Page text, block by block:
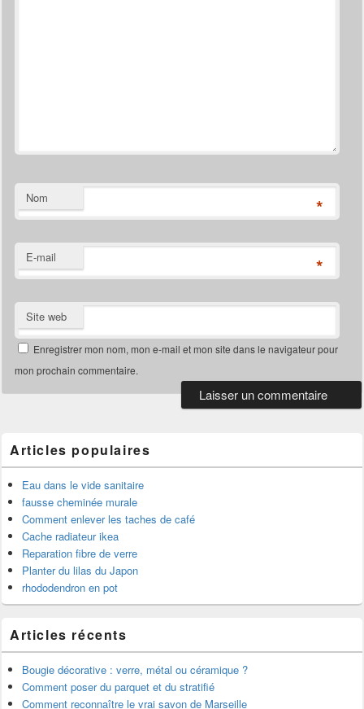
Nom *
E-mail *
Site web
Enregistrer mon nom, mon e-mail et mon site dans le navigateur pour
mon prochain commentaire.
Articles populaires
Eau dans le vide sanitaire
fausse cheminée murale
Comment enlever les taches de café
Cache radiateur ikea
Reparation fibre de verre
Planter du lilas du Japon
rhododendron en pot
Articles récents
Bougie décorative : verre, métal ou céramique ?
Comment poser du parquet et du stratifié
Comment reconnaître le vrai savon de Marseille